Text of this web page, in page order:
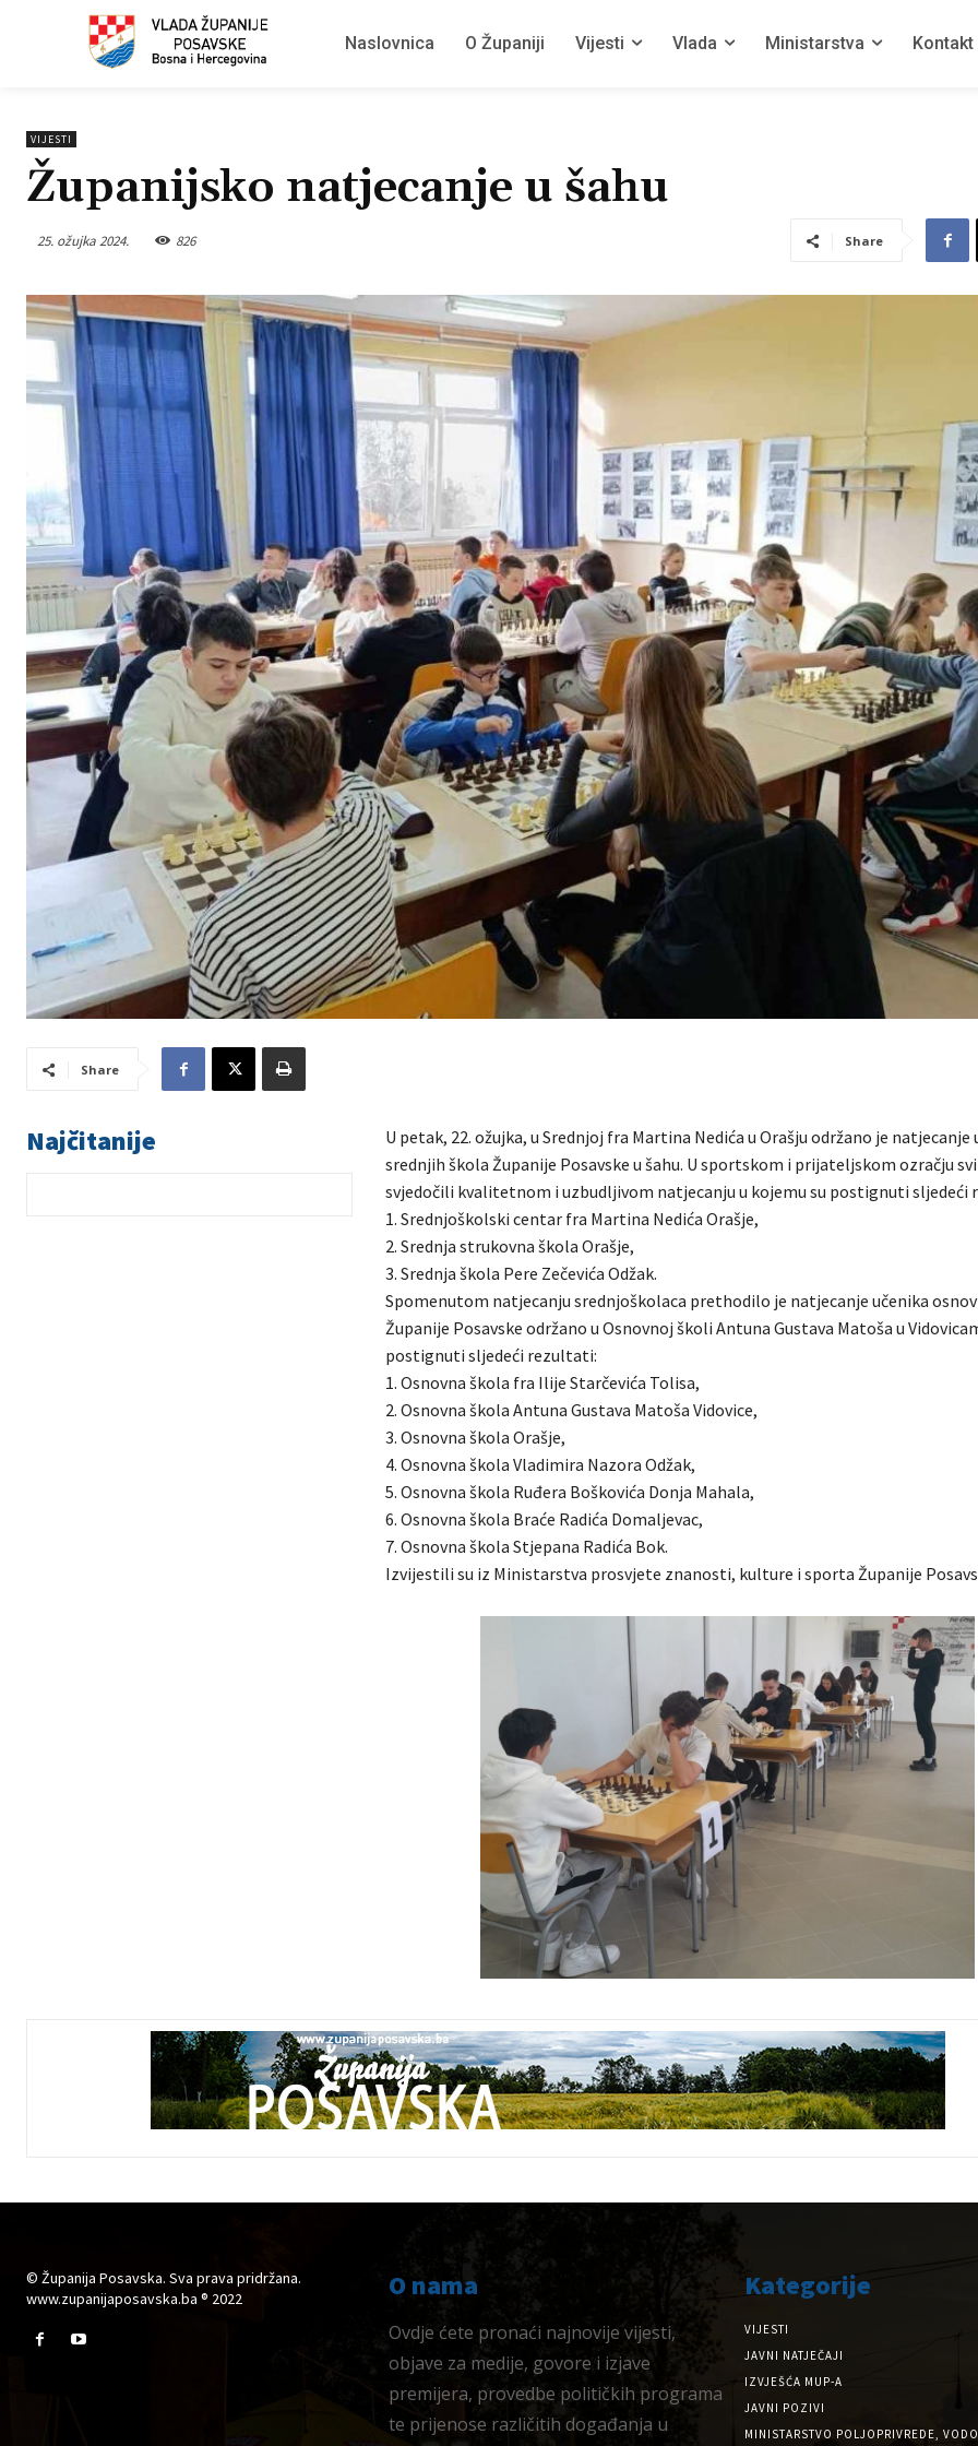
Naslovnica O Županiji Vijesti Vlada Ministarstva Kontakt
VIJESTI
Županijsko natjecanje u šahu
25. ožujka 2024. 826 Share
Share
Najčitanije
U petak, 22. ožujka, u Srednjoj fra Martina Nedića u Orašju održano je natjecanje
srednjih škola Županije Posavske u šahu. U sportskom i prijateljskom ozračju
svjedočili kvalitetnom i uzbudljivom natjecanju u kojemu su postignuti sljedeći
1. Srednjoškolski centar fra Martina Nedića Orašje,
2. Srednja strukovna škola Orašje,
3. Srednja škola Pere Zečevića Odžak.
Spomenutom natjecanju srednjoškolaca prethodilo je natjecanje učenika
Županije Posavske održano u Osnovnoj školi Antuna Gustava Matoša u
postignuti sljedeći rezultati:
1. Osnovna škola fra Ilije Starčevića Tolisa,
2. Osnovna škola Antuna Gustava Matoša Vidovice,
3. Osnovna škola Orašje,
4. Osnovna škola Vladimira Nazora Odžak,
5. Osnovna škola Ruđera Boškovića Donja Mahala,
6. Osnovna škola Braće Radića Domaljevac,
7. Osnovna škola Stjepana Radića Bok.
Izvijestili su iz Ministarstva prosvjete znanosti, kulture i sporta Županije
© Županija Posavska. Sva prava pridržana.
www.zupanijaposavska.ba ® 2022
O nama
Ovdje ćete pronaći najnovije vijesti,
objave za medije, govore i izjave
premijera, provedbe političkih programa
te prijenose različitih događanja u
Kategorije
VIJESTI
JAVNI NATJEČAJI
IZVJEŠĆA MUP-A
JAVNI POZIVI
MINISTARSTVO POLJOPRIVREDE,